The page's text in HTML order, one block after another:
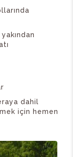
dahil
için hemen